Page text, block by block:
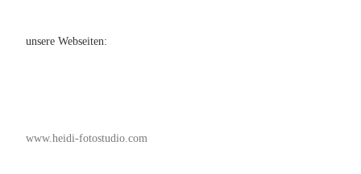
unsere Webseiten:
www.heidi-fotostudio.com